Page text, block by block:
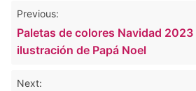
Navegación
de
entradas
Previous:
Paletas de colores Navidad
ilustración de Papá Noel
Next: